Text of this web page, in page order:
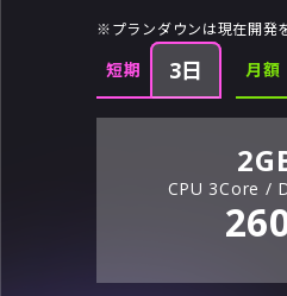
※プランダウンは現在開発
短期 3日 月額
2
CPU 3Core /